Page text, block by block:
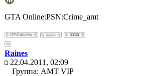
GTA Online:PSN:Crime_amt
Raines
22.04.2011, 02:09
Группа: AMT VIP